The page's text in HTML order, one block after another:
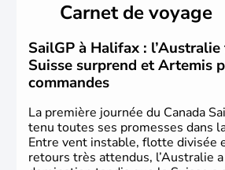
territoire de la ville de Québec, le
sous le contrôle des Britanniques.
pays a été obtenue au cours d'un
étalé de 1867 à 1982. Le peuple
aujourd'hui appelé Eskimos, n'est
du XXème siècle lors d'une
Nord.
Carnet de voyage
SailGP à Halifax :
Suisse surprend et Artemis
commandes
La première journée du Canada
tenu toutes ses promesses dans
Entre vent instable, flotte divisée
retours très attendus, l’Australie